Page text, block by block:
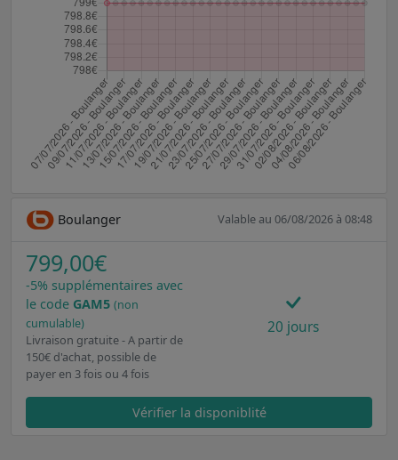
Boulanger Valable au 06/08/2026 à 08:48
799,00€
-5% supplémentaires avec
le code GAM5 (non
cumulable)
Livraison gratuite - A partir de
150€ d'achat, possible de
payer en 3 fois ou 4 fois
20 jours
Vérifier la disponiblité